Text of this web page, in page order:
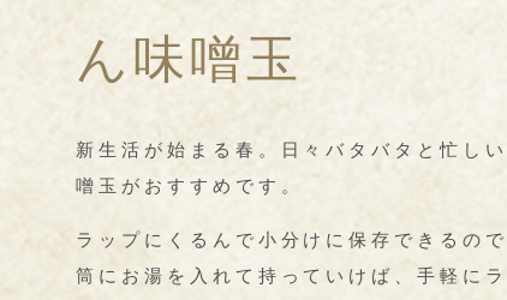
ん味噌玉
新生活が始まる春。日々バタバタと忙し
噌玉がおすすめです。
ラップにくるんで小分けに保存できるの
筒にお湯を入れて持っていけば、手軽に